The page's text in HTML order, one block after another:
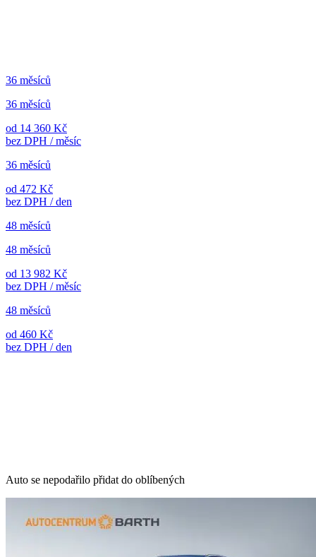
36 měsíců
36 měsíců
od 14 360 Kč
bez DPH / měsíc
36 měsíců
od 472 Kč
bez DPH / den
48 měsíců
48 měsíců
od 13 982 Kč
bez DPH / měsíc
48 měsíců
od 460 Kč
bez DPH / den
Auto se nepodařilo přidat do oblíbených